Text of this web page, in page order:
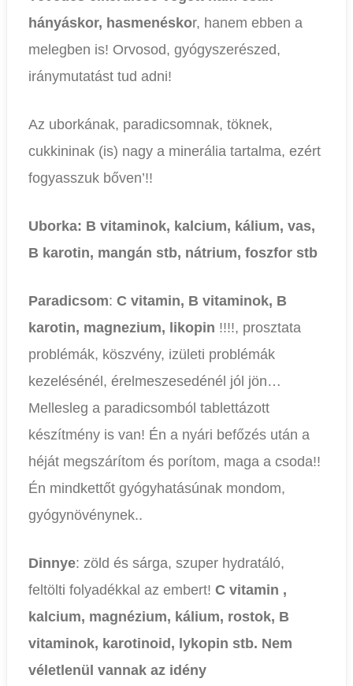
hányáskor, hasmenéskor, hanem ebben a
melegben is! Orvosod, gyógyszerészed,
iránymutatást tud adni!
Az uborkának, paradicsomnak, töknek,
cukkininak (is) nagy a minerália tartalma, ezért
fogyasszuk bőven’!!
Uborka: B vitaminok, kalcium, kálium, vas,
B karotin, mangán stb, nátrium, foszfor stb
Paradicsom: C vitamin, B vitaminok, B
karotin, magnezium, likopin !!!!, prosztata
problémák, köszvény, izületi problémák
kezelésénél, érelmeszesedénél jól jön…
Mellesleg a paradicsomból tablettázott
készítmény is van! Én a nyári befőzés után a
héját megszárítom és porítom, maga a csoda!!
Én mindkettőt gyógyhatásúnak mondom,
gyógynövénynek..
Dinnye: zöld és sárga, szuper hydratáló,
feltölti folyadékkal az embert! C vitamin ,
kalcium, magnézium, kálium, rostok, B
vitaminok, karotinoid, lykopin stb. Nem
véletlenül vannak az idény